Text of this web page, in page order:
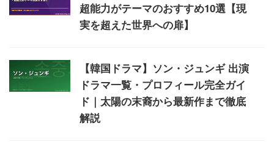
超能力がテーマのおすすめ10選【現
実を超えた世界への扉】
【韓国ドラマ】ソン・ジュンギ 出演
ドラマ一覧・プロフィール完全ガイ
ド｜太陽の末裔から最新作まで徹底
解説